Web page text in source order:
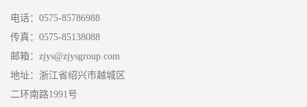
电话：0575-85786988
传真：0575-85138088
邮箱：zjys@zjysgroup.com
地址：浙江省绍兴市越城区
二环南路1991号